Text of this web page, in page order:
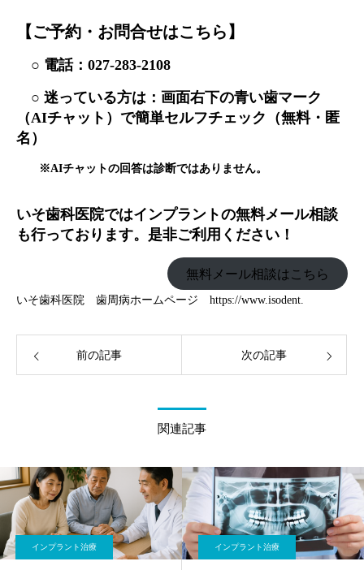
【ご予約・お問合せはこちら】
○ 電話： 027-283-2108
○ 迷っている方は：画面右下の青い歯マーク
（AIチャット）で簡単セルフチェック（無料・匿
名）
※AIチャットの回答は診断ではありません。
いそ歯科医院ではインプラントの無料メール相談
も行っております。是非ご利用ください！
無料メール相談はこちら
いそ歯科医院 歯周病ホームページ https://www.isodent.
前の記事 次の記事
関連記事
インプラント治療 インプラント治療